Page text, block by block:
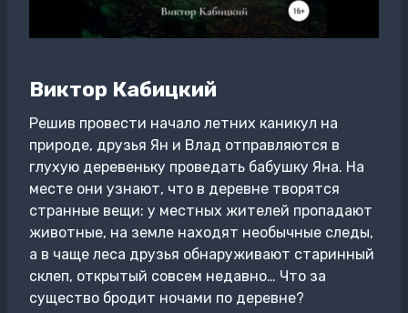
Виктор Кабицкий
Решив провести начало летних каникул на
природе, друзья Ян и Влад отправляются в
глухую деревеньку проведать бабушку Яна. На
месте они узнают, что в деревне творятся
странные вещи: у местных жителей пропадают
животные, на земле находят необычные следы,
а в чаще леса друзья обнаруживают старинный
склеп, открытый совсем недавно… Что за
существо бродит ночами по деревне?